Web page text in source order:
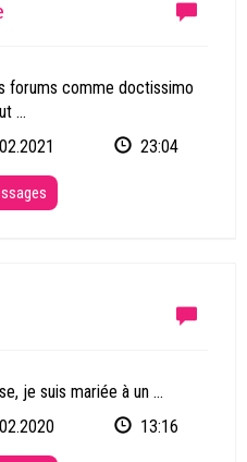
forums comme doctissimo
...
23:04
je suis mariée à un ...
13:16